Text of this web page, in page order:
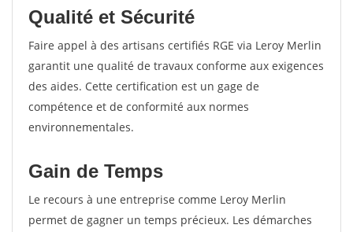
Qualité et Sécurité
Faire appel à des artisans certifiés RGE via Leroy Merlin
garantit une qualité de travaux conforme aux exigences
des aides. Cette certification est un gage de
compétence et de conformité aux normes
environnementales.
Gain de Temps
Le recours à une entreprise comme Leroy Merlin
permet de gagner un temps précieux. Les démarches